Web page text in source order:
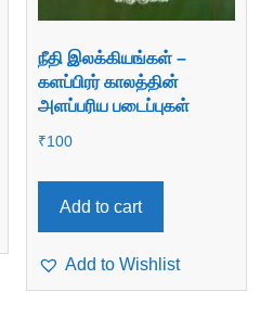
நீதி இலக்கியங்கள் –
களப்பிரர் காலத்தின்
அளப்பரிய படைப்புகள்
₹100
Add to cart
Add to Wishlist